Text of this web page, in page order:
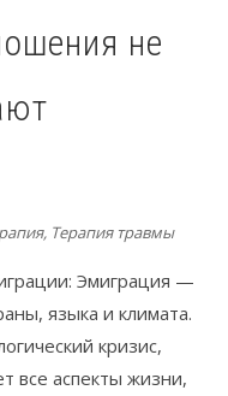
не
, Терапия травмы
Эмиграция —
языка и климата.
кризис,
все аспекты жизни,